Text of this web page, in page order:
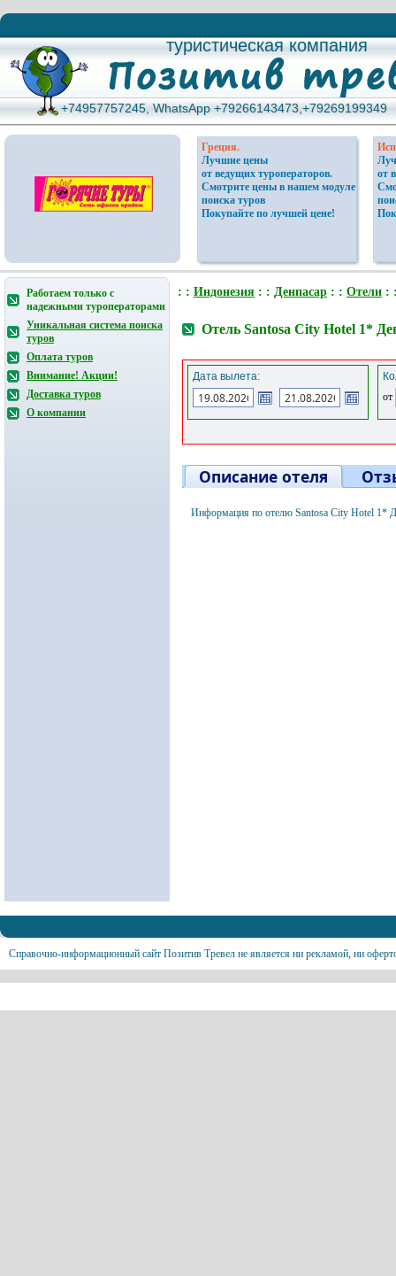
туристическая компания
туристическая компания
+74957757245, WhatsApp +79266143473,+79269199349
+74957757245, WhatsApp +79266143473,+79269199349
Греция.
Лучшие цены
от ведущих туроператоров.
Смотрите цены в нашем модуле
поиска туров
Покупайте по лучшей цене!
от
Работаем только с
надежными туроператорами
Уникальная система поиска
туров
Оплата туров
Внимание! Акции!
Доставка туров
О компании
: : Индонезия : : Денпасар : : Отели :
Отель Santosa City Hotel 1*
Дата вылета:
от
Описание отеля
Информация по отелю Santosa City Hotel 1*
Справочно-информационный сайт Позитив Тревел не является ни рекламой, ни